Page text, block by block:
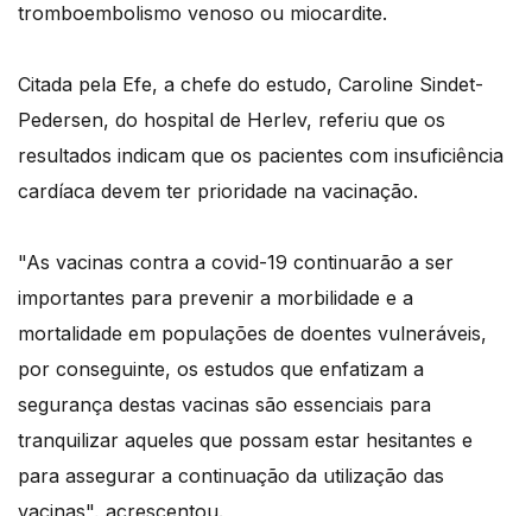
tromboembolismo venoso ou miocardite.
Citada pela Efe, a chefe do estudo, Caroline Sindet-
Pedersen, do hospital de Herlev, referiu que os
resultados indicam que os pacientes com insuficiência
cardíaca devem ter prioridade na vacinação.
"As vacinas contra a covid-19 continuarão a ser
importantes para prevenir a morbilidade e a
mortalidade em populações de doentes vulneráveis,
por conseguinte, os estudos que enfatizam a
segurança destas vacinas são essenciais para
tranquilizar aqueles que possam estar hesitantes e
para assegurar a continuação da utilização das